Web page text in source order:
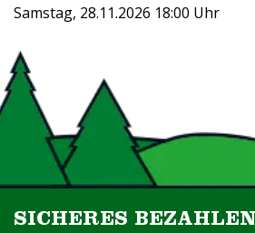
Samstag, 28.11.2026 18:00 Uhr
SICHERES BEZAHLEN